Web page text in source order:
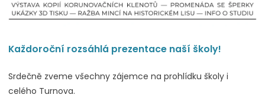
Každoroční rozsáhlá prezentace naší školy!
Srdečně zveme všechny zájemce na prohlídku školy i
celého Turnova.